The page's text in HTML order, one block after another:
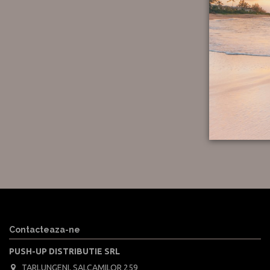
Contacteaza-ne
PUSH-UP DISTRIBUTIE SRL
TARLUNGENI, SALCAMILOR 259